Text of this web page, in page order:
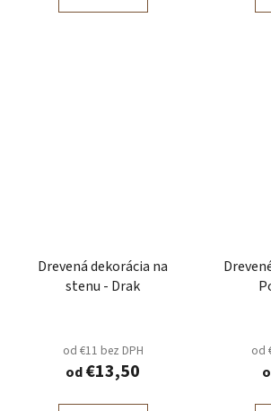
Drevená dekorácia na
stenu - Drak
od €11 bez DPH
od€13,50
od